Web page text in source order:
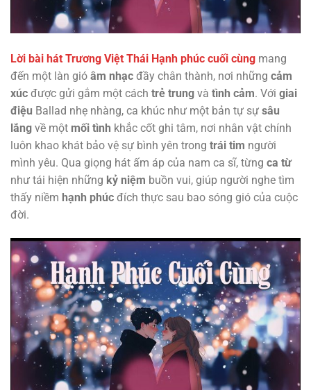
Lời bài hát Trương Việt Thái Hạnh phúc cuối cùng mang
đến một làn gió âm nhạc đầy chân thành, nơi những cảm
xúc được gửi gắm một cách trẻ trung và tình cảm. Với giai
điệu Ballad nhẹ nhàng, ca khúc như một bản tự sự sâu
lắng về một mối tình khắc cốt ghi tâm, nơi nhân vật chính
luôn khao khát bảo vệ sự bình yên trong trái tim người
mình yêu. Qua giọng hát ấm áp của nam ca sĩ, từng ca từ
như tái hiện những kỷ niệm buồn vui, giúp người nghe tìm
thấy niềm hạnh phúc đích thực sau bao sóng gió của cuộc
đời.